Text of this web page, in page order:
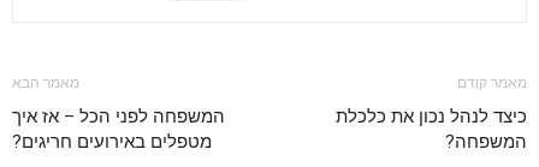
מאמר קודם
כיצד לנהל נכון את כלכלת
המשפחה?
מאמר הבא
המשפחה לפני הכל – אז איך
מטפלים באירועים חריגים?